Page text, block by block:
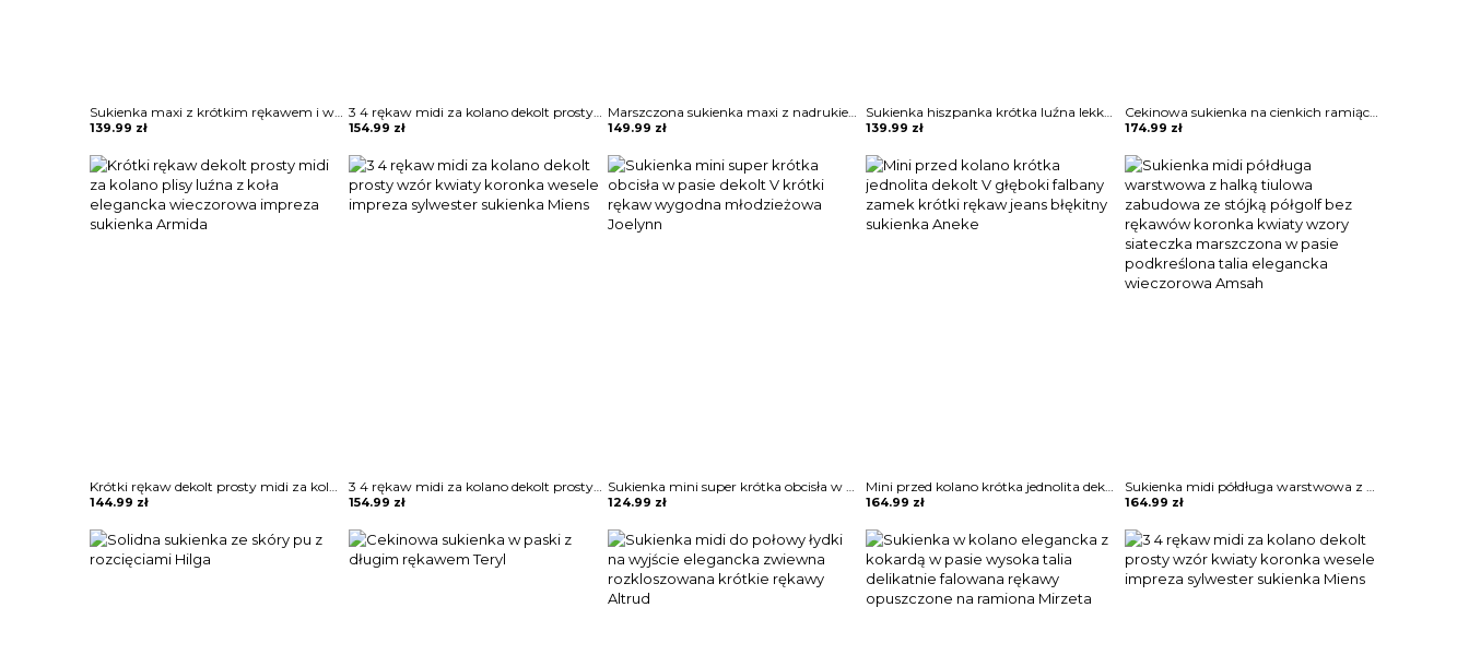
Sukienka maxi z krótkim rękawem i wycięciem Rihan
139.99 zł
3 4 rękaw midi za kolano dekolt prosty wzór kwiaty koronka wesele impreza sylwester sukienka Miens
154.99 zł
Marszczona sukienka maxi z nadrukiem kwiatowym i pół rękawa Terrell
149.99 zł
Sukienka hiszpanka krótka luźna lekko opinająca z falbankami bez rękawa letnia Chrissy
139.99 zł
Cekinowa sukienka na cienkich ramiączkach Ozell
174.99 zł
Krótki rękaw dekolt prosty midi za kolano plisy luźna z koła elegancka wieczorowa impreza sukienka Armida
144.99 zł
3 4 rękaw midi za kolano dekolt prosty wzór kwiaty koronka wesele impreza sylwester sukienka Miens
154.99 zł
Sukienka mini super krótka obcisła w pasie dekolt V krótki rękaw wygodna młodzieżowa Joelynn
124.99 zł
Mini przed kolano krótka jednolita dekolt V głęboki falbany zamek krótki rękaw jeans błękitny sukienka Aneke
164.99 zł
Sukienka midi półdługa warstwowa z halką tiulowa zabudowa ze stójką półgolf bez rękawów koronka kwiaty wzory siateczka marszczona w pasie podkreślona talia elegancka wieczorowa Amsah
164.99 zł